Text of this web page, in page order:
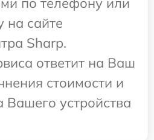
на сайте
Sharp.
ответит на Ваш
стоимости и
Вашего устройства